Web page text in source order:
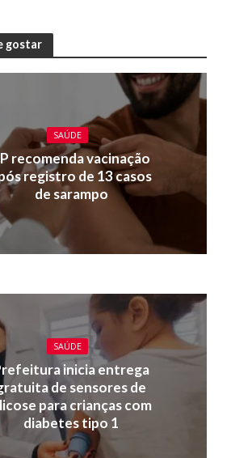
gostar
SAÚDE
recomenda vacinação
registro de 13 casos
de sarampo
SAÚDE
inicia entrega
de sensores de
para crianças com
diabetes tipo 1